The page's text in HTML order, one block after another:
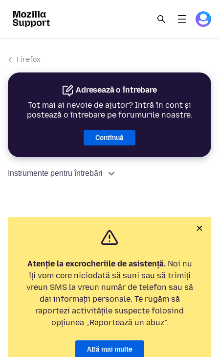
Firefox
Adresează o întrebare
Tot mai ai nevoie de ajutor? Intră în cont și
postează o întrebare pe forumurile noastre.
Continuă
Instrumente pentru întrebări
Atenție la excrocheriile de asistență.Noi nu
îți vom cere niciodată să suni sau să trimiți
vreun SMS la vreun număr de telefon sau să
dai informații personale. Te rugăm să
raportezi activitățile suspecte folosind
opțiunea „Raportează un abuz”.
Află mai multe